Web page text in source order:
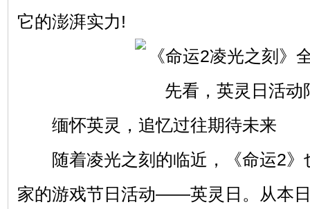
它的澎湃实力!
缅怀英灵，追忆过往期待未来
随着凌光之刻的临近，《命运2》
家的游戏节日活动——英灵日。从本